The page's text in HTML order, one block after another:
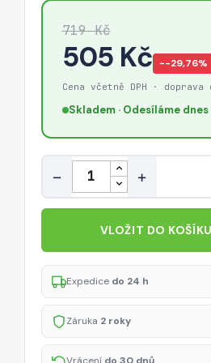
719 Kč
505 Kč −-29,76%
Cena včetně DPH · doprava
Skladem · Odesíláme dnes
Množství
− +
VLOŽIT DO KOŠÍKU
Expedice do 24 h
Záruka 2 roky